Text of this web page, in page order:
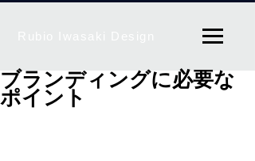
ブランディングに必要な
ポイント